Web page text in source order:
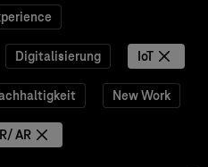
Digitalisierung IoT
New Work
AR